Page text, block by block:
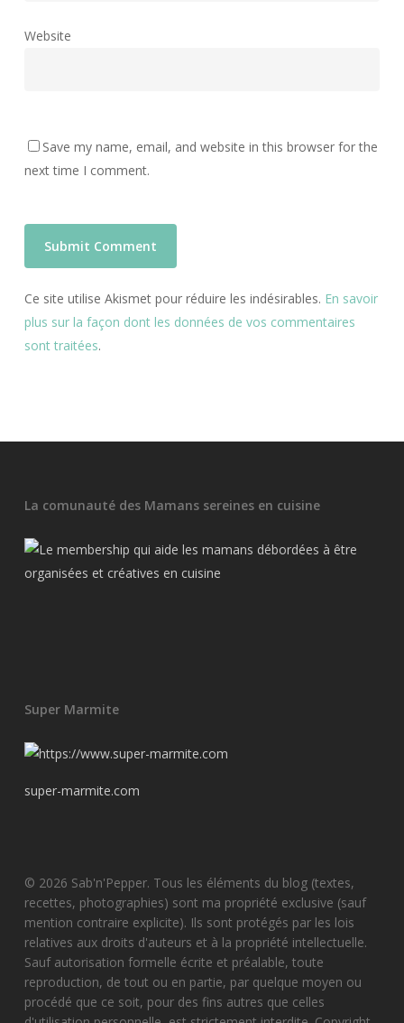
Website
Save my name, email, and website in this browser for the
next time I comment.
Ce site utilise Akismet pour réduire les indésirables. En savoir
plus sur la façon dont les données de vos commentaires
sont traitées.
La comunauté des Mamans sereines en cuisine
Super Marmite
super-marmite.com
© 2026 Sab'n'Pepper. Tous les éléments du blog (textes,
recettes, photographies) sont ma propriété exclusive (sauf
mention contraire explicite). Ils sont protégés par les lois
relatives aux droits d'auteurs et à la propriété intellectuelle.
Sauf autorisation formelle écrite et préalable, toute
reproduction, de tout ou en partie, par quelque moyen ou
procédé que ce soit, pour des fins autres que celles